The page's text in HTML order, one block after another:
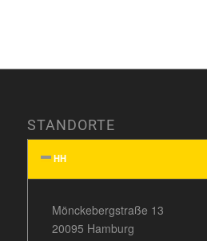
STANDORTE
HH
Mönckebergstraße 13
20095 Hamburg